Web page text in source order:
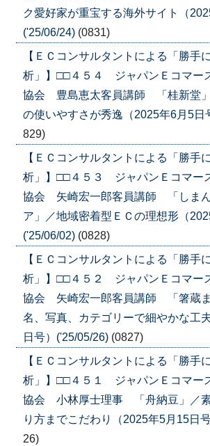
ク愛好家が重宝する海外サイト（
('25/06/24) (0831)
【ＥＣコンサルタントによる「勝手
析」】□□４５４ ジャパンＥコマー
協会 豊島恵太客員講師 「桂新堂
の使いやすさが秀逸（2025年6月5日
829)
【ＥＣコンサルタントによる「勝手
析」】□□４５３ ジャパンＥコマー
協会 矢崎宏一郎客員講師 「しまん
ア」／地域密着型ＥＣの理想形（
('25/06/02) (0828)
【ＥＣコンサルタントによる「勝手
析」】□□４５２ ジャパンＥコマー
協会 矢崎宏一郎客員講師 「箸蔵
名、写真、カテゴリーで細やかな工
日号）('25/05/26) (0827)
【ＥＣコンサルタントによる「勝手
析」】□□４５１ ジャパンＥコマー
協会 小林厚士理事 「舟納豆」／
り方までこだわり（2025年5月15日
26)